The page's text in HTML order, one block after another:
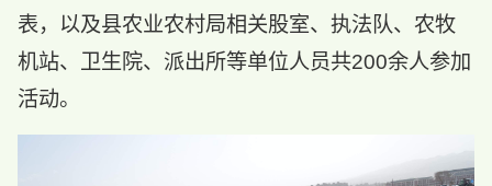
表，以及县农业农村局相关股室、执法队、农牧
机站、卫生院、派出所等单位人员共200余人参加
活动。